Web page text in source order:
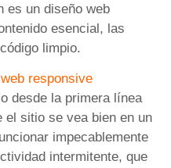
es un diseño web
esencial, las
limpio.
responsive
desde la primera línea
el sitio se vea bien en un
impecablemente
intermitente, que